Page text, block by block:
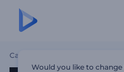
Casa
Would you like to